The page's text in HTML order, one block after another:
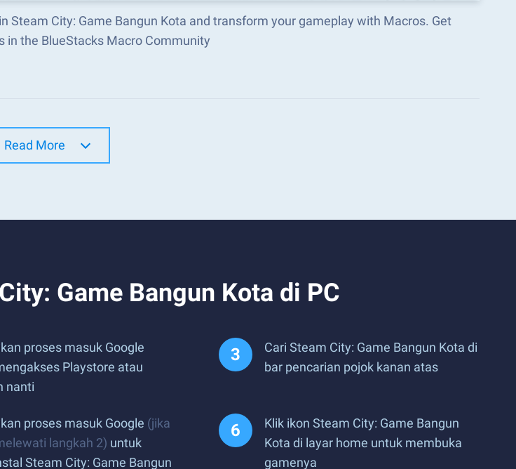
Steam City: Game Bangun Kota and transform your gameplay with Macros. Get
in the BlueStacks Macro Community
Read More
Game Bangun Kota di PC
proses masuk Google
Playstore atau
nanti
Cari Steam City: Game Bangun Kota di
bar pencarian pojok kanan atas
proses masuk Google (jika
langkah 2) untuk
Steam City: Game Bangun
Klik ikon Steam City: Game Bangun
Kota di layar home untuk membuka
gamenya